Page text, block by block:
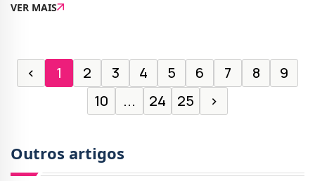
PT).Oficialmente, a Rockstar Games ainda
VER MAIS
‹ 1 2 3 4 5 6 7 8
9
10
... 24 25 ›
Outros artigos